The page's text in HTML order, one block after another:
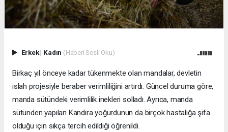
Erkek| Kadın (Haberi Sesli Oku)
Birkaç yıl önceye kadar tükenmekte olan mandalar, devletin
ıslah projesiyle beraber verimliliğini artırdı. Güncel duruma göre,
manda sütündeki verimlilik inekleri solladı. Ayrıca, manda
sütünden yapılan Kandıra yoğurdunun da birçok hastalığa şifa
olduğu için sıkça tercih edildiği öğrenildi.